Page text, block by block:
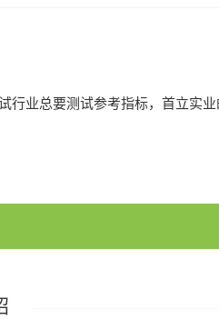
业总要测试参考指标，首立实